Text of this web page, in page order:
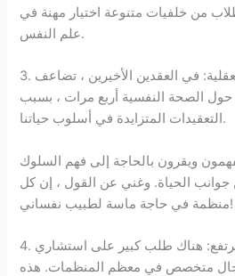
من خلفيات متنوعة اختيار مهنة في
علم النفس.
3. زيادة مخاوف الصحة العقلية: في العقدين الأخيرين ، تضاعف
الصحة النفسية أربع مرات ، بسبب
التعقيدات المتزايدة في أسلوب حياتنا.
ويقرون بالحاجة إلى فهم السلوك
الحياة. وغني عن القول ، إن كل
منظمة في حاجة ماسة لطبيب نفساني!
4. الوظائف ذات الأجر المرتفع: هناك طلب كبير على استشاري
متخصص في معظم المنظمات. هذه